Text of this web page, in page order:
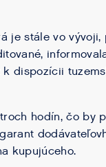
je stále vo
dispozícii
hodín, čo by
kupujúceho.